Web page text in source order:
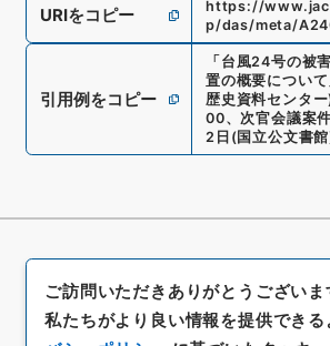
URIをコピー
https://
p/das/meta/
引用例をコピー
「 台風24号の被
置の概要について
歴史資料センター
00、 次官会議案
2日 (国立公文書館
ご訪問いただきありがとうございま
私たちがより良い情報を提供できる